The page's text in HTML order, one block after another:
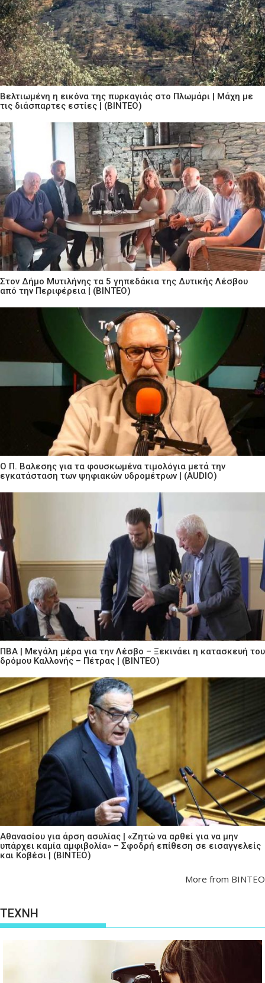
Βελτιωμένη η εικόνα της πυρκαγιάς στο Πλωμάρι | Μάχη με
τις διάσπαρτες εστίες | (ΒΙΝΤΕΟ)
Στον Δήμο Μυτιλήνης τα 5 γηπεδάκια της Δυτικής Λέσβου
από την Περιφέρεια | (ΒΙΝΤΕΟ)
Ο Π. Βαλεσης για τα φουσκωμένα τιμολόγια μετά την
εγκατάσταση των ψηφιακών υδρομέτρων | (AUDIO)
ΠΒΑ | Μεγάλη μέρα για την Λέσβο – Ξεκινάει η κατασκευή του
δρόμου Καλλονής – Πέτρας | (ΒΙΝΤΕΟ)
Αθανασίου για άρση ασυλίας | «Ζητώ να αρθεί για να μην
υπάρχει καμία αμφιβολία» – Σφοδρή επίθεση σε εισαγγελείς
και Κοβέσι | (ΒΙΝΤΕΟ)
More from ΒΙΝΤΕΟ
ΤΕΧΝΗ